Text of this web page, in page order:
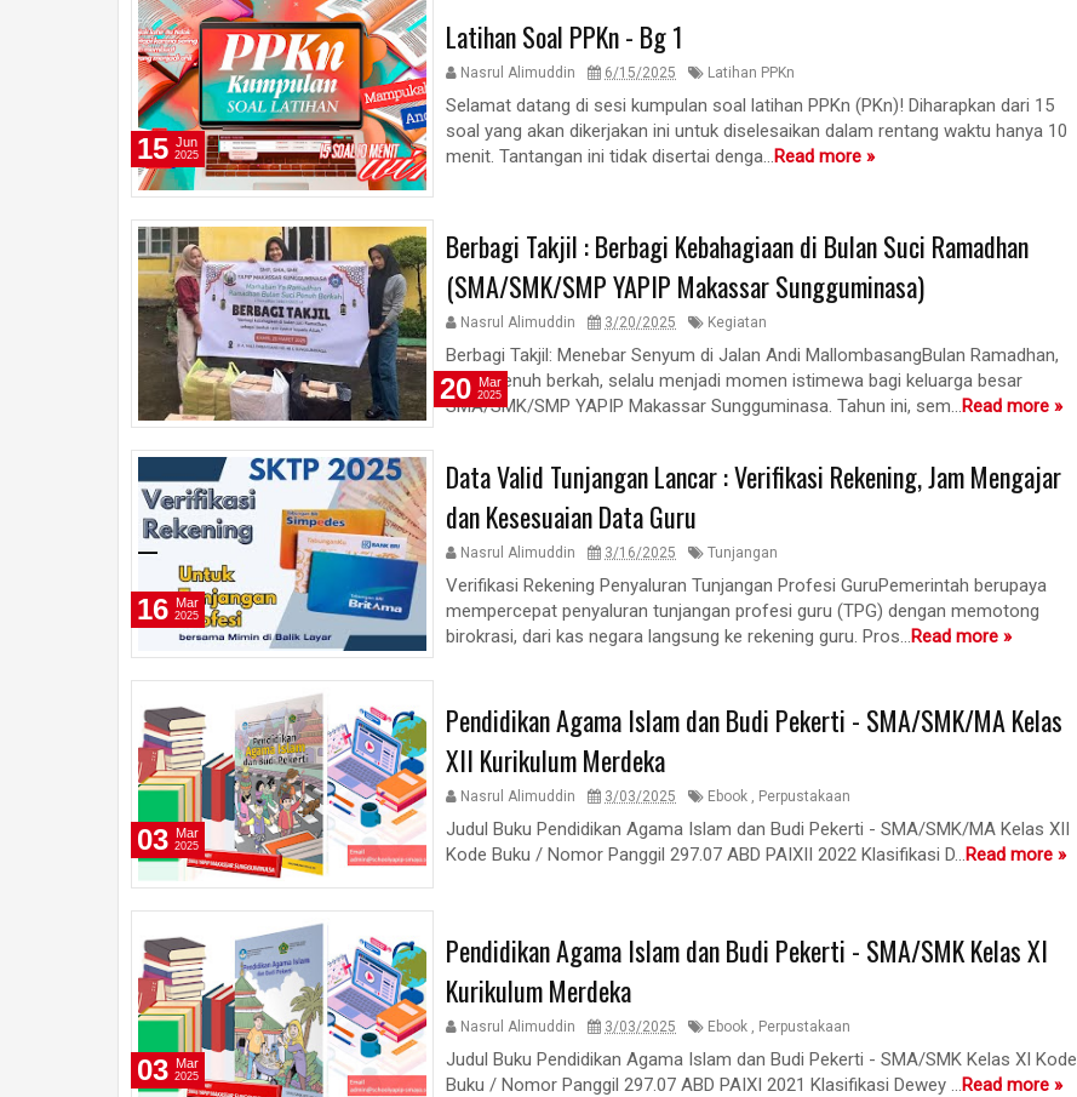
Latihan Soal PPKn - Bg 1
Nasrul Alimuddin 6/15/2025 Latihan PPKn
Selamat datang di sesi kumpulan soal latihan PPKn (PKn)! Diharapkan dari 15
soal yang akan dikerjakan ini untuk diselesaikan dalam rentang waktu hanya 10
menit. Tantangan ini tidak disertai denga...Read more »
15 Jun
2025
Berbagi Takjil : Berbagi Kebahagiaan di Bulan Suci Ramadhan
(SMA/SMK/SMP YAPIP Makassar Sungguminasa)
Nasrul Alimuddin 3/20/2025 Kegiatan
Berbagi Takjil: Menebar Senyum di Jalan Andi MallombasangBulan Ramadhan,
bulan penuh berkah, selalu menjadi momen istimewa bagi keluarga besar
SMA/SMK/SMP YAPIP Makassar Sungguminasa. Tahun ini, sem...Read more »
20 Mar
2025
Data Valid Tunjangan Lancar : Verifikasi Rekening, Jam Mengajar
dan Kesesuaian Data Guru
Nasrul Alimuddin 3/16/2025 Tunjangan
Verifikasi Rekening Penyaluran Tunjangan Profesi GuruPemerintah berupaya
mempercepat penyaluran tunjangan profesi guru (TPG) dengan memotong
birokrasi, dari kas negara langsung ke rekening guru. Pros...Read more »
16 Mar
2025
Pendidikan Agama Islam dan Budi Pekerti - SMA/SMK/MA Kelas
XII Kurikulum Merdeka
Nasrul Alimuddin 3/03/2025 Ebook , Perpustakaan
Judul Buku Pendidikan Agama Islam dan Budi Pekerti - SMA/SMK/MA Kelas XII
Kode Buku / Nomor Panggil 297.07 ABD PAIXII 2022 Klasifikasi D...Read more »
03 Mar
2025
Pendidikan Agama Islam dan Budi Pekerti - SMA/SMK Kelas XI
Kurikulum Merdeka
Nasrul Alimuddin 3/03/2025 Ebook , Perpustakaan
Judul Buku Pendidikan Agama Islam dan Budi Pekerti - SMA/SMK Kelas XI Kode
Buku / Nomor Panggil 297.07 ABD PAIXI 2021 Klasifikasi Dewey ...Read more »
03 Mar
2025